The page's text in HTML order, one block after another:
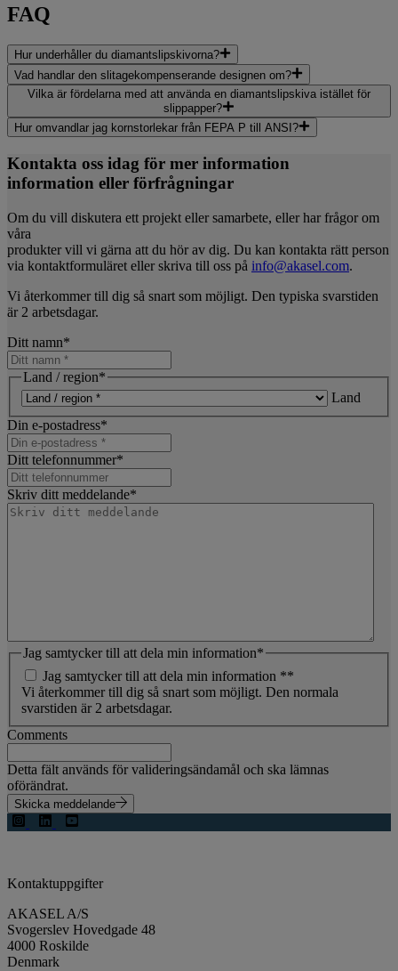
FAQ
Hur underhåller du diamantslipskivorna?
Vad handlar den slitagekompenserande designen om?
Vilka är fördelarna med att använda en diamantslipskiva istället för
slippapper?
Hur omvandlar jag kornstorlekar från FEPA P till ANSI?
Kontakta oss idag för mer information
information eller förfrågningar
Om du vill diskutera ett projekt eller samarbete, eller har frågor om
våra
produkter vill vi gärna att du hör av dig. Du kan kontakta rätt person
via kontaktformuläret eller skriva till oss på info@akasel.com.
Vi återkommer till dig så snart som möjligt. Den typiska svarstiden
är 2 arbetsdagar.
Ditt namn*
Land / region*
Land
Din e-postadress*
Ditt telefonnummer*
Skriv ditt meddelande*
Jag samtycker till att dela min information*
Jag samtycker till att dela min information **
Vi återkommer till dig så snart som möjligt. Den normala
svarstiden är 2 arbetsdagar.
Comments
Detta fält används för valideringsändamål och ska lämnas
oförändrat.
Skicka meddelande
Kontaktuppgifter
AKASEL A/S
Svogerslev Hovedgade 48
4000 Roskilde
Denmark